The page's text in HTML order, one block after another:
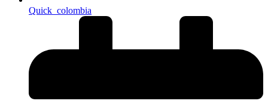
Quick_colombia